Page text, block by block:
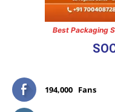
Best Packaging
194,000 Fans